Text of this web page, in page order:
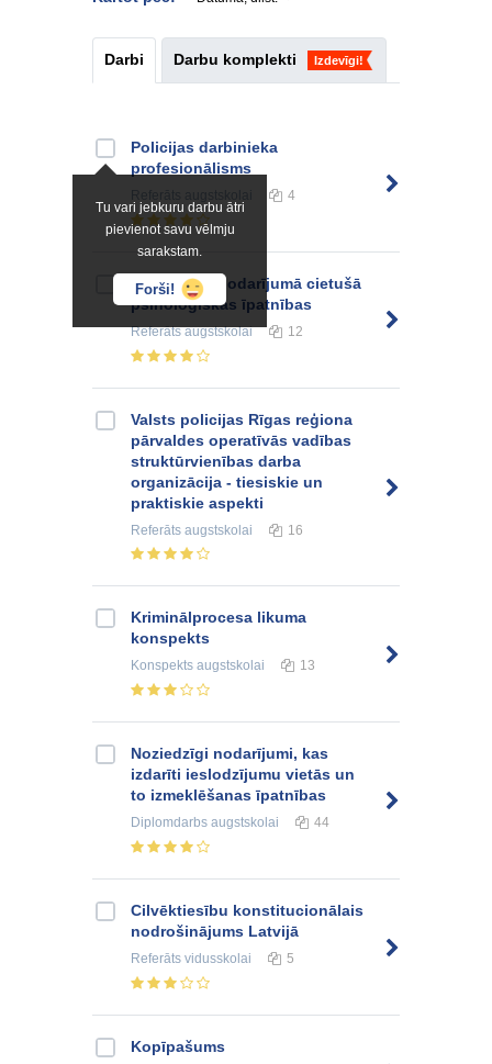
Darbi Darbu komplekti Izdevīgi!
Tu vari jebkuru darbu ātri
pievienot savu vēlmju
sarakstam.
Forši!
Policijas darbinieka
profesionālisms
4
Noziedzīgā nodarījumā cietušā
psiholoģiskās īpatnības
Referātsaugstskolai 12
Valsts policijas Rīgas reģiona
pārvaldes operatīvās vadības
struktūrvienības darba
organizācija - tiesiskie un
praktiskie aspekti
Referāts augstskolai 16
Kriminālprocesa likuma
konspekts
Konspekts augstskolai 13
Noziedzīgi nodarījumi, kas
izdarīti ieslodzījumu vietās un
to izmeklēšanas īpatnības
Diplomdarbs augstskolai 44
Cilvēktiesību konstitucionālais
nodrošinājums Latvijā
Referāts vidusskolai 5
Kopīpašums